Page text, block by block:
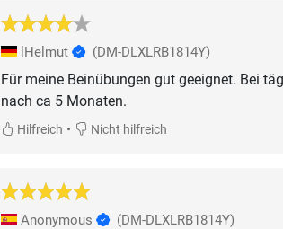
lHelmut (DM-DLXLRB1814Y)
Für meine Beinübungen gut geeignet. Bei
nach ca 5 Monaten.
Hilfreich • Nicht hilfreich
Anonymous (DM-DLXLRB1814Y)